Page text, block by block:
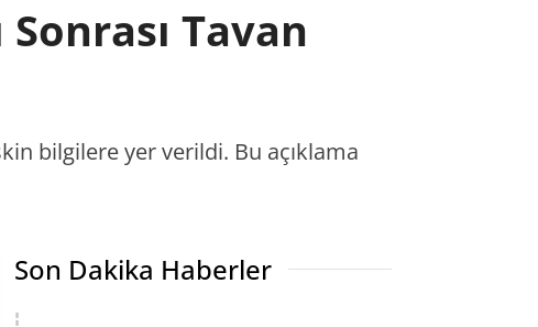
Tavan
bilgilere yer verildi. Bu açıklama
Son Dakika Haberler